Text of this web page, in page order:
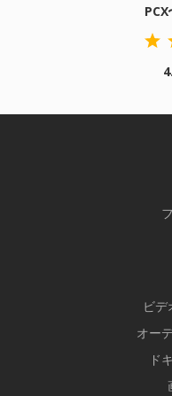
ビデ
オー
ド